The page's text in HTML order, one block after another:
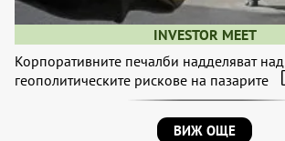
INVESTOR MEET
Корпоративните печалби надделяват над
геополитическите рискове на пазарите
ВИЖ ОЩЕ